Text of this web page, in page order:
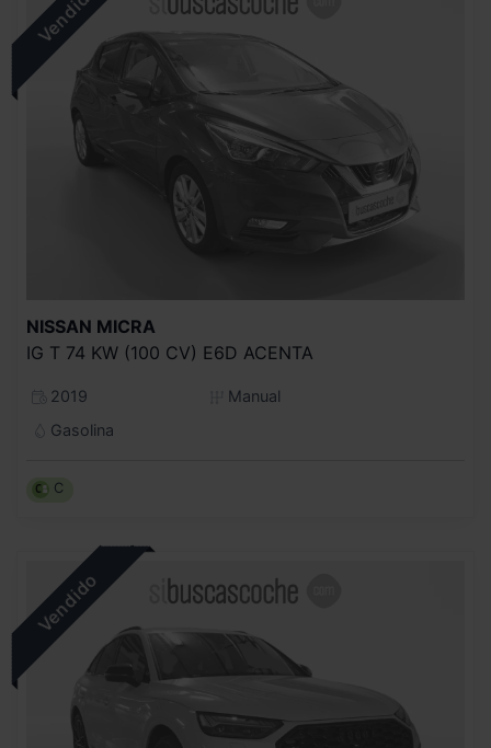
NISSAN MICRA
IG T 74 KW (100 CV) E6D ACENTA
2019
Manual
Gasolina
C